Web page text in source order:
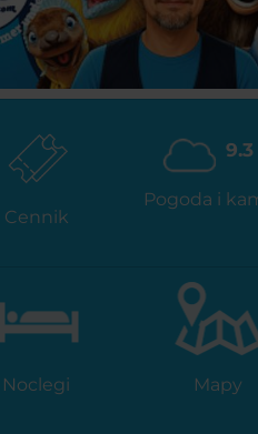
Cennik
9.3
Pogoda i
Noclegi Mapy